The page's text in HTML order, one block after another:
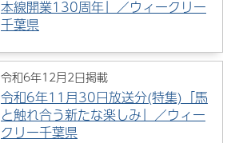
本線開業130周年」／ウィークリー
千葉県
令和6年12月2日掲載
令和6年11月30日放送分(特集)「馬
と触れ合う新たな楽しみ」／ウィー
クリー千葉県